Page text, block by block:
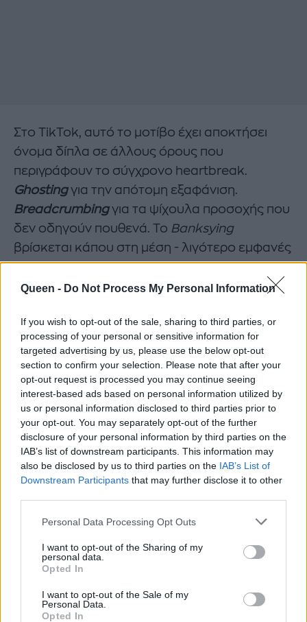
Queen - Do Not Process My Personal Information
If you wish to opt-out of the sale, sharing to third parties, or
processing of your personal or sensitive information for
targeted advertising by us, please use the below opt-out
section to confirm your selection. Please note that after your
opt-out request is processed you may continue seeing
interest-based ads based on personal information utilized by
us or personal information disclosed to third parties prior to
your opt-out. You may separately opt-out of the further
disclosure of your personal information by third parties on the
IAB’s list of downstream participants. This information may
also be disclosed by us to third parties on the IAB’s List of
Downstream Participants that may further disclose it to other
Personal Data Processing Opt Outs
I want to opt-out of the Sharing of my
personal data.
Opted In
I want to opt-out of the Sale of my
Personal Data.
Opted In
Στο TikTok, αυτό το μοτίβο έχει αποκτήσει
όνομα δίπλα σε άλλους όρους που
περιγράφουν το σύγχρονο heartbreak.
Ghostingγια την απότομη εξαφάνιση.
Breadcrumbingγια τα ψίχουλα προσοχής που
δεν οδηγούν πουθενά. Το Banksying
βρίσκεται κάπου στη μέση - λιγότερο εμφανές
από το ghosting, λιγότερο παιχνιδιάρικο από
το breadcrumbing. Όλα όμως πηγάζουν από
το dating έχει γίνει περισσότερο
τέχνη εξαφάνισης παρά
αναζήτηση σχέσης.
Houston we have a problem!
Η λογική πίσω από αυτή τη συμπεριφορά είναι
κάπως έτσι: αν κάτι δεν «κολλάει», αν η σπίθα
σβήνει, δεν αξίζει να το παλέψεις. Αυτός δεν
είναι ο άνθρωπός σου. Προχώρα. Κάνε swipe